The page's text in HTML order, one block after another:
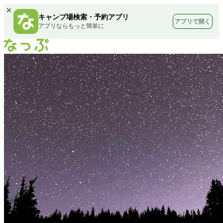
×
キャンプ場検索・予約アプリ
アプリならもっと簡単に
アプリで開く